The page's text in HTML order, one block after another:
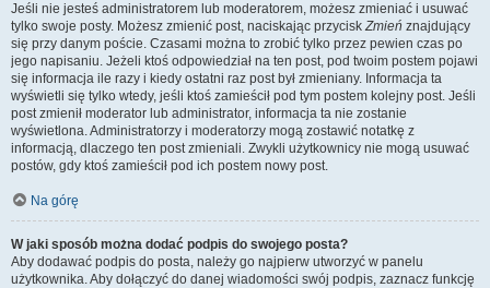
Jeśli nie jesteś administratorem lub moderatorem, możesz zmieniać i usuwać
tylko swoje posty. Możesz zmienić post, naciskając przyciskZmień znajdujący
się przy danym poście. Czasami można to zrobić tylko przez pewien czas po
jego napisaniu. Jeżeli ktoś odpowiedział na ten post, pod twoim postem pojawi
się informacja ile razy i kiedy ostatni raz post był zmieniany. Informacja ta
wyświetli się tylko wtedy, jeśli ktoś zamieścił pod tym postem kolejny post. Jeśli
post zmienił moderator lub administrator, informacja ta nie zostanie
wyświetlona. Administratorzy i moderatorzy mogą zostawić notatkę z
informacją, dlaczego ten post zmieniali. Zwykli użytkownicy nie mogą usuwać
postów, gdy ktoś zamieścił pod ich postem nowy post.
Na górę
W jaki sposób można dodać podpis do swojego posta?
Aby dodawać podpis do posta, należy go najpierw utworzyć w panelu
użytkownika. Aby dołączyć do danej wiadomości swój podpis, zaznacz funkcję